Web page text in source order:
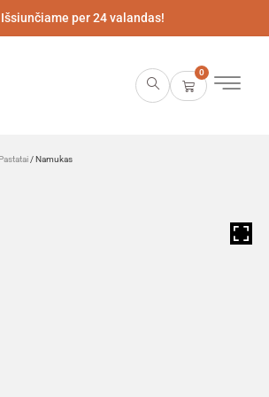
Išsiunčiame per 24 valandas!
0
Pastatai / Namukas